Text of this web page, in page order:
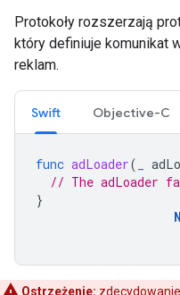
Protokoły rozszerzają
który definiuje komunikat
reklam.
Swift Objective-C
func adLoader(
// The adLoader
}
Ostrzeżenie: